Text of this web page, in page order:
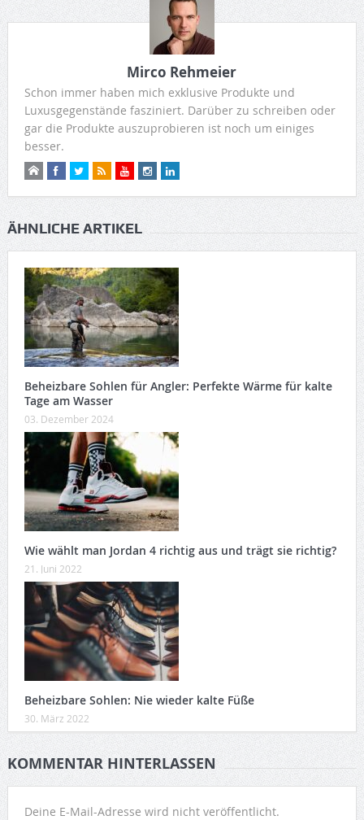
Mirco Rehmeier
Schon immer haben mich exklusive Produkte und
Luxusgegenstände fasziniert. Darüber zu schreiben oder
gar die Produkte auszuprobieren ist noch um einiges
besser.
ÄHNLICHE ARTIKEL
Beheizbare Sohlen für Angler: Perfekte Wärme für kalte
Tage am Wasser
03. Dezember 2024
Wie wählt man Jordan 4 richtig aus und trägt sie richtig?
21. Juni 2022
Beheizbare Sohlen: Nie wieder kalte Füße
30. März 2022
KOMMENTAR HINTERLASSEN
Deine E-Mail-Adresse wird nicht veröffentlicht.